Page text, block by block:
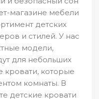
магазине мебели
детских
и стилей. У нас
модели,
для небольших
кровати, которые
комнаты. В
детские кровати